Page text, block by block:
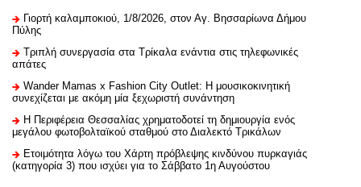
Γιορτή καλαμποκιού, 1/8/2026, στον Αγ. Βησσαρίωνα Δήμου
Πύλης
Τριπλή συνεργασία στα Τρίκαλα ενάντια στις τηλεφωνικές
απάτες
Wander Mamas x Fashion City Outlet: Η μουσικοκινητική
συνεχίζεται με ακόμη μία ξεχωριστή συνάντηση
H Περιφέρεια Θεσσαλίας χρηματοδοτεί τη δημιουργία ενός
μεγάλου φωτοβολταϊκού σταθμού στο Διαλεκτό Τρικάλων
Ετοιμότητα λόγω του Χάρτη πρόβλεψης κινδύνου πυρκαγιάς
(κατηγορία 3) που ισχύει για το Σάββατο 1η Αυγούστου